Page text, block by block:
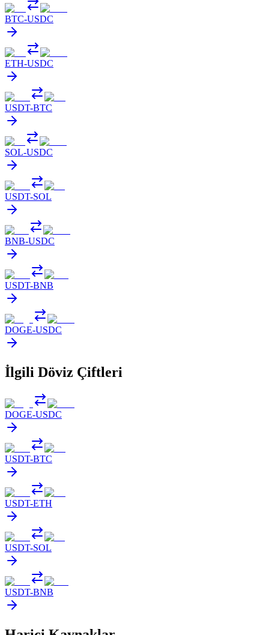
BTC-USDC
ETH-USDC
USDT-BTC
SOL-USDC
USDT-SOL
BNB-USDC
USDT-BNB
DOGE-USDC
İlgili Döviz Çiftleri
DOGE-USDC
USDT-BTC
USDT-ETH
USDT-SOL
USDT-BNB